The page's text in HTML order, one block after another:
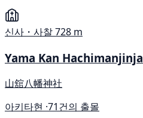
신사・사찰728 m
Yama Kan Hachimanjinja
山舘八幡神社
아키타현 ·71건의 출몰